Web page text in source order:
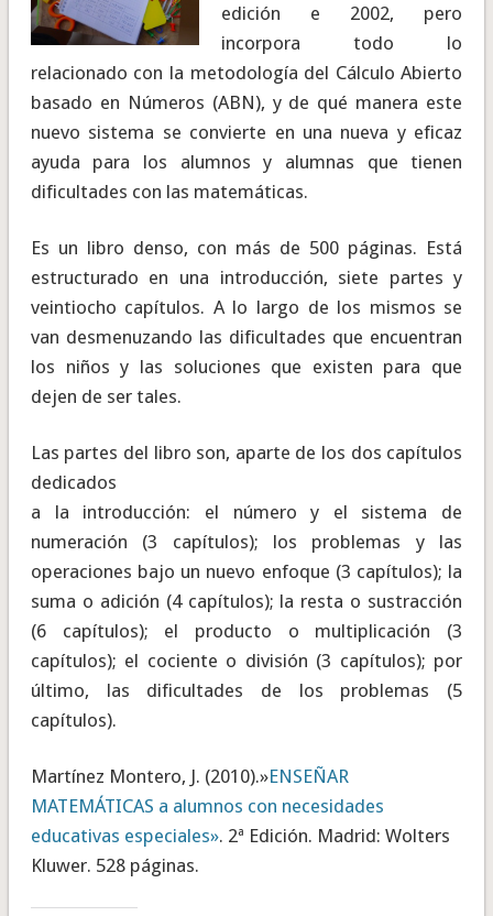
edición e 2002, pero
incorpora todo lo
relacionado con la metodología del Cálculo Abierto
basado en Números (ABN), y de qué manera este
nuevo sistema se convierte en una nueva y eficaz
ayuda para los alumnos y alumnas que tienen
dificultades con las matemáticas.
Es un libro denso, con más de 500 páginas. Está
estructurado en una introducción, siete partes y
veintiocho capítulos. A lo largo de los mismos se
van desmenuzando las dificultades que encuentran
los niños y las soluciones que existen para que
dejen de ser tales.
Las partes del libro son, aparte de los dos capítulos
dedicados
a la introducción: el número y el sistema de
numeración (3 capítulos); los problemas y las
operaciones bajo un nuevo enfoque (3 capítulos); la
suma o adición (4 capítulos); la resta o sustracción
(6 capítulos); el producto o multiplicación (3
capítulos); el cociente o división (3 capítulos); por
último, las dificultades de los problemas (5
capítulos).
Martínez Montero, J. (2010).»ENSEÑAR
MATEMÁTICAS a alumnos con necesidades
educativas especiales». 2ª Edición. Madrid: Wolters
Kluwer. 528 páginas.